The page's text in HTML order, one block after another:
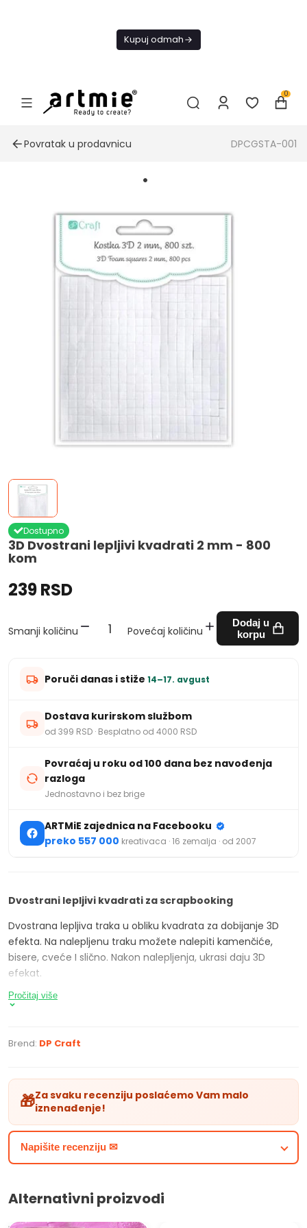
Kupuj odmah
0
Povratak u prodavnicu DPCGSTA-001
3D Dvostrani lepljivi kvadrati 2 mm - 800
kom
Dostupno
239 RSD
Smanji količinu Povećaj količinu
Dodaj u
korpu
Poruči danas i stiže 14–17. avgust
Dostava kurirskom službom
od 399 RSD · Besplatno od 4000 RSD
Povraćaj u roku od 100 dana bez navođenja
razloga
Jednostavno i bez brige
ARTMiE zajednica na Facebooku
preko 557 000 kreativaca · 16 zemalja · od 2007
Dvostrani lepljivi kvadrati za scrapbooking
Dvostrana lepljiva traka u obliku kvadrata za dobijanje 3D
efekta. Na nalepljenu traku možete nalepiti kamenčiće,
bisere, cveće I slično. Nakon nalepljenja, ukrasi daju 3D
efekat.
Pakovanje sadrži: 2 x 400 kom kvadrata
Dimenzija 1 kvadrata: 5 x 5 mm
Pročitaj više
Brend: DP Craft
🎁Za svaku recenziju poslaćemo Vam malo
iznenađenje!
Napišite recenziju ✉
Alternativni proizvodi